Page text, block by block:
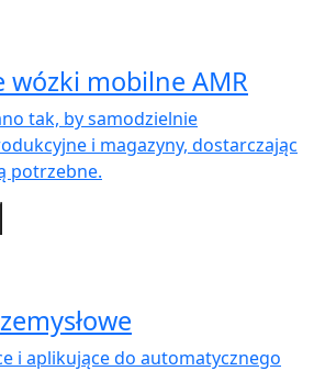
mobilne AMR
tak, by samodzielnie
i magazyny, dostarczając
potrzebne.
i aplikujące do automatycznego